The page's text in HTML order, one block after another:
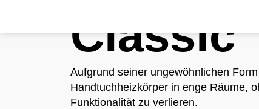
Classic
Aufgrund seiner ungewöhnlichen
Handtuchheizkörper in enge Räume,
Funktionalität zu verlieren.